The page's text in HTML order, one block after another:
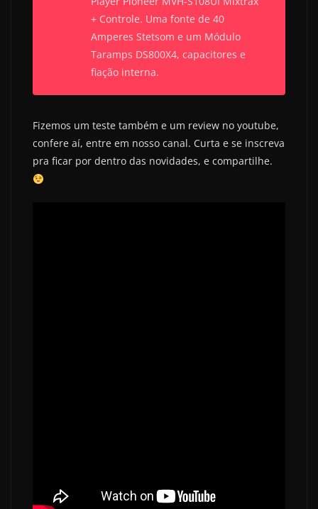
+ Controle. Uma fonte de 40
Amperes Stetsom e um Módulo
Taramps DS800X4, capacitores e
fiação interna.
Fizemos um teste também e um review no youtube,
confere aí, entre em nosso canal. Curta e se inscreva
pra ficar por dentro das novidades, e compartilhe.